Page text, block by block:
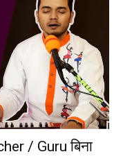
/ Guru बिना